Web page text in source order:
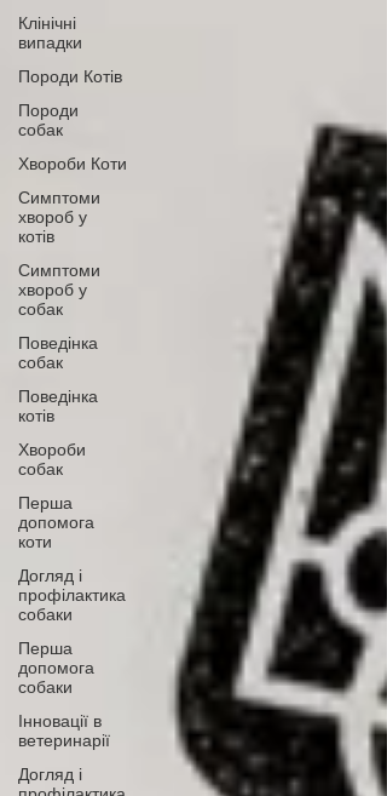
Клінічні
випадки
Породи Котів
Породи
собак
Хвороби Коти
Симптоми
хвороб у
котів
Симптоми
хвороб у
собак
Поведінка
собак
Поведінка
котів
Хвороби
собак
Перша
допомога
коти
Догляд і
профілактика
собаки
Перша
допомога
собаки
Інновації в
ветеринарії
Догляд і